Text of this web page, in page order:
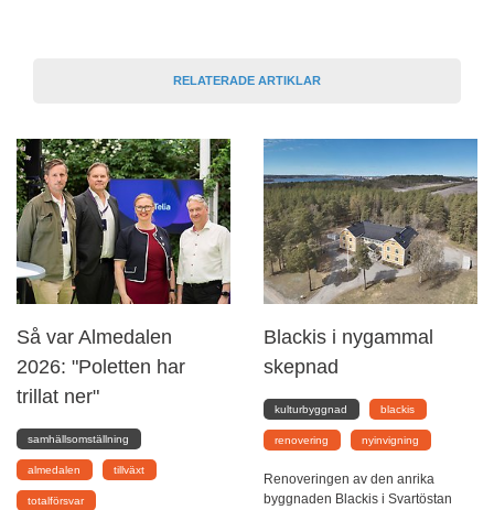
RELATERADE ARTIKLAR
Så var Almedalen
2026: "Poletten har
trillat ner"
samhällsomställning
almedalen tillväxt
totalförsvar
Blackis i nygammal
skepnad
kulturbyggnad blackis
renovering nyinvigning
Renoveringen av den anrika
byggnaden Blackis i Svartöstan